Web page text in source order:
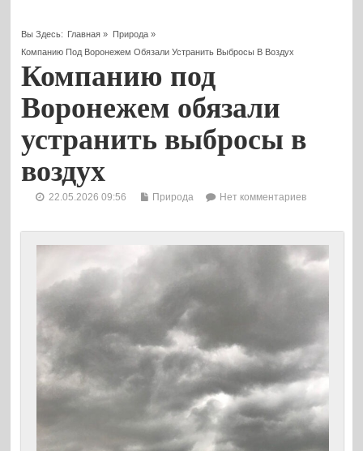
Вы Здесь: Главная » Природа»
Компанию Под Воронежем Обязали Устранить Выбросы В Воздух
Компанию под
Воронежем обязали
устранить выбросы в
воздух
22.05.2026 09:56 Природа Нет комментариев